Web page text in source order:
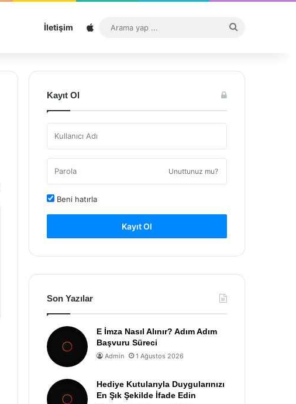
İletişim Sitemap
...
Kayıt Ol
Unuttunuz mu?
Beni hatırla
Kayıt Ol
Son Yazılar
E İmza Nasıl Alınır? Adım Adım
Başvuru Süreci
Admin 1 Ağustos 2026
Hediye Kutularıyla Duygularınızı
En Şık Şekilde İfade Edin